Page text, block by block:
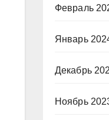
Февраль
Январь
Декабрь
Ноябрь